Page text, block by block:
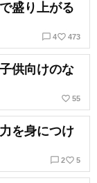
盛り上がる
chat_bubble_outline 4favorite_border 473
供向けのな
favorite_border 55
を身につけ
chat_bubble_outline 2favorite_border 5